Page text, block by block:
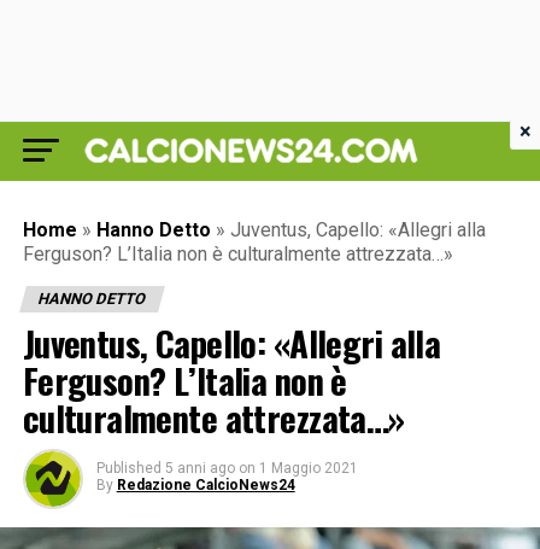
Home » Hanno Detto » Juventus, Capello: «Allegri alla
Ferguson? L’Italia non è culturalmente attrezzata…»
HANNO DETTO
Juventus, Capello: «Allegri alla
Ferguson? L’Italia non è
culturalmente attrezzata…»
Published 5 anni ago on 1 Maggio 2021
By Redazione CalcioNews24
×